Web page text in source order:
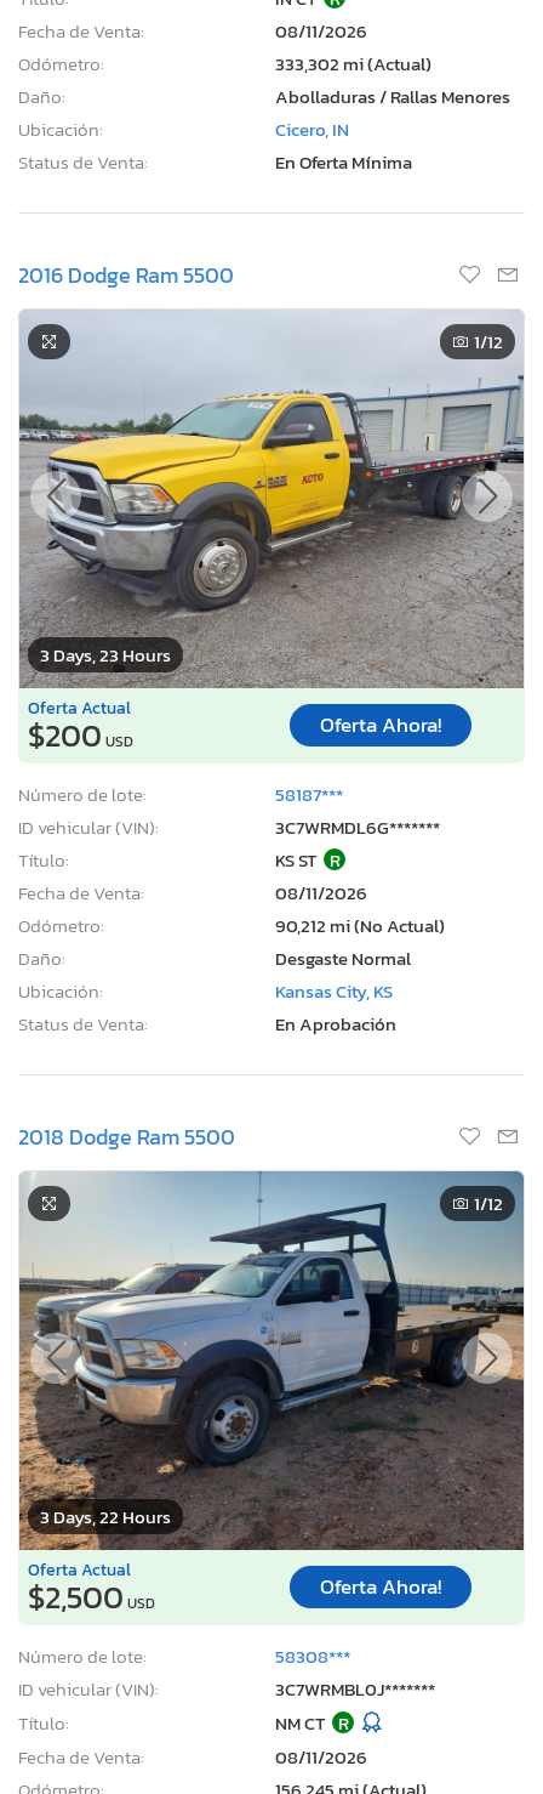
Fecha de Venta:
08/11/2026
Odómetro:
333,302 mi (Actual)
Daño:
Abolladuras / Rallas Menores
Ubicación:
Cicero, IN
Status de Venta:
En Oferta Mínima
2016 Dodge Ram 5500
3 Days, 23 Hours
1/12
Oferta Actual
$200 USD
Oferta Ahora!
Número de lote:
58187***
ID vehicular (VIN):
3C7WRMDL6G*******
Título:
KS ST R
Fecha de Venta:
08/11/2026
Odómetro:
90,212 mi (No Actual)
Daño:
Desgaste Normal
Ubicación:
Kansas City, KS
Status de Venta:
En Aprobación
2018 Dodge Ram 5500
3 Days, 22 Hours
1/12
Oferta Actual
$2,500 USD
Oferta Ahora!
Número de lote:
58308***
ID vehicular (VIN):
3C7WRMBL0J*******
Título:
NM CT R
Fecha de Venta:
08/11/2026